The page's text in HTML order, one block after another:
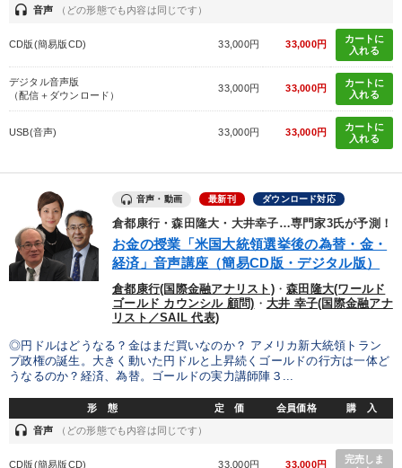
headset 音声 （どの形態でも内容は同じです）
CD版(簡易版CD) 33,000円 33,000円
カートに
入れる
デジタル音声版
（配信＋ダウンロード）
33,000円 33,000円
カートに
入れる
USB(音声) 33,000円 33,000円
カートに
入れる
音声・動画 最新刊 ダウンロード対応
倉都康行・森田隆大・大井幸子…専門家3氏が予測！
お金の授業「米国大統領選挙後の為替・金・
経済」音声講座（簡易CD版・デジタル版）
倉都康行(国際金融アナリスト)・森田隆大(ワールド
ゴールド カウンシル 顧問) ・ 大井 幸子(国際金融アナ
リスト／SAIL 代表)
◎円ドルはどうなる？金はまだ買いなのか？ アメリカ新大統領トラン
プ政権の誕生。大きく動いた円ドルと上昇続くゴールドの行方は一体ど
うなるのか？経済、為替。ゴールドの実力講師陣３...
形 態 定 価 会員価格 購 入
headset 音声 （どの形態でも内容は同じです）
CD版(簡易版CD) 33,000円 33,000円
完売しま